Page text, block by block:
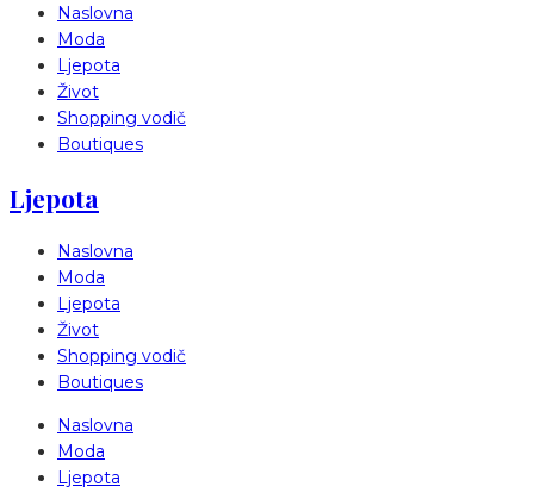
Naslovna
Moda
Ljepota
Život
Shopping vodič
Boutiques
Ljepota
Naslovna
Moda
Ljepota
Život
Shopping vodič
Boutiques
Naslovna
Moda
Ljepota